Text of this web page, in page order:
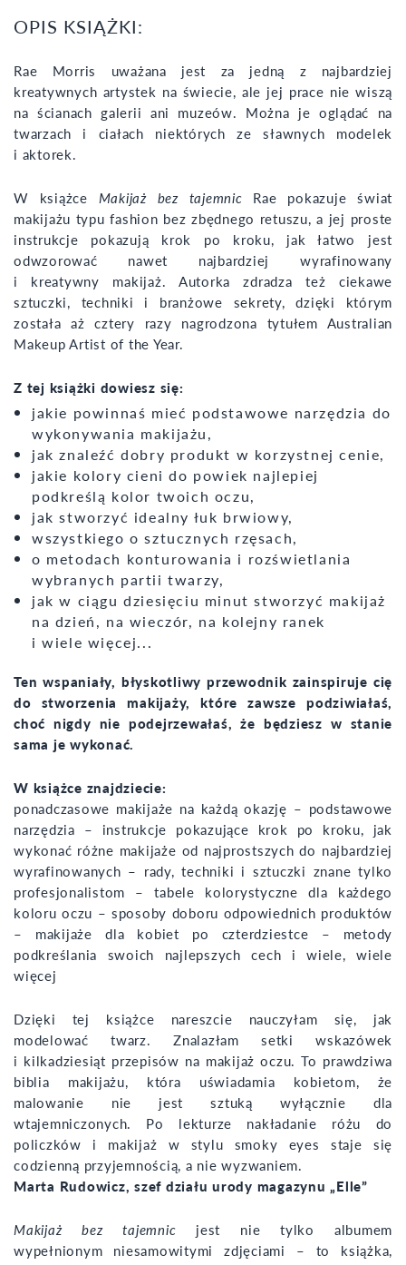
OPIS KSIĄŻKI:
Rae Morris uważana jest za jedną z najbardziej
kreatywnych artystek na świecie, ale jej prace nie wiszą
na ścianach galerii ani muzeów. Można je oglądać na
twarzach i ciałach niektórych ze sławnych modelek
i aktorek.
W książce Makijaż bez tajemnic Rae pokazuje świat
makijażu typu fashion bez zbędnego retuszu, a jej proste
instrukcje pokazują krok po kroku, jak łatwo jest
odwzorować nawet najbardziej wyrafinowany
i kreatywny makijaż. Autorka zdradza też ciekawe
sztuczki, techniki i branżowe sekrety, dzięki którym
została aż cztery razy nagrodzona tytułem Australian
Makeup Artist of the Year.
Z tej książki dowiesz się:
jakie powinnaś mieć podstawowe narzędzia do
wykonywania makijażu,
jak znaleźć dobry produkt w korzystnej cenie,
jakie kolory cieni do powiek najlepiej
podkreślą kolor twoich oczu,
jak stworzyć idealny łuk brwiowy,
wszystkiego o sztucznych rzęsach,
o metodach konturowania i rozświetlania
wybranych partii twarzy,
jak w ciągu dziesięciu minut stworzyć makijaż
na dzień, na wieczór, na kolejny ranek
i wiele więcej...
Ten wspaniały, błyskotliwy przewodnik zainspiruje cię
do stworzenia makijaży, które zawsze podziwiałaś,
choć nigdy nie podejrzewałaś, że będziesz w stanie
sama je wykonać.
W książce znajdziecie:
ponadczasowe makijaże na każdą okazję – podstawowe
narzędzia – instrukcje pokazujące krok po kroku, jak
wykonać różne makijaże od najprostszych do najbardziej
wyrafinowanych – rady, techniki i sztuczki znane tylko
profesjonalistom – tabele kolorystyczne dla każdego
koloru oczu – sposoby doboru odpowiednich produktów
– makijaże dla kobiet po czterdziestce – metody
podkreślania swoich najlepszych cech i wiele, wiele
więcej
Dzięki tej książce nareszcie nauczyłam się, jak
modelować twarz. Znalazłam setki wskazówek
i kilkadziesiąt przepisów na makijaż oczu. To prawdziwa
biblia makijażu, która uświadamia kobietom, że
malowanie nie jest sztuką wyłącznie dla
wtajemniczonych. Po lekturze nakładanie różu do
policzków i makijaż w stylu smoky eyes staje się
codzienną przyjemnością, a nie wyzwaniem.
Marta Rudowicz, szef działu urody magazynu „Elle”
Makijaż bez tajemnic jest nie tylko albumem
wypełnionym niesamowitymi zdjęciami – to książka,